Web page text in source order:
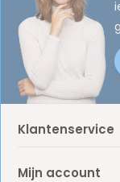
Klantenservice
Mijn account